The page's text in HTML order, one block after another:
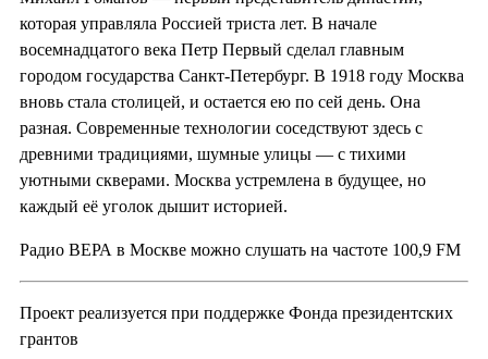
которая управляла Россией триста лет. В начале
восемнадцатого века Петр Первый сделал главным
городом государства Санкт-Петербург. В 1918 году Москва
вновь стала столицей, и остается ею по сей день. Она
разная. Современные технологии соседствуют здесь с
древними традициями, шумные улицы — с тихими
уютными скверами. Москва устремлена в будущее, но
каждый её уголок дышит историей.
Радио ВЕРА в Москве можно слушать на частоте 100,9 FM
Проект реализуется при поддержке Фонда президентских
грантов